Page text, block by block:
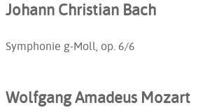
Johann Christian Bach
Symphonie g-Moll, op. 6/6
Wolfgang Amadeus Mozart